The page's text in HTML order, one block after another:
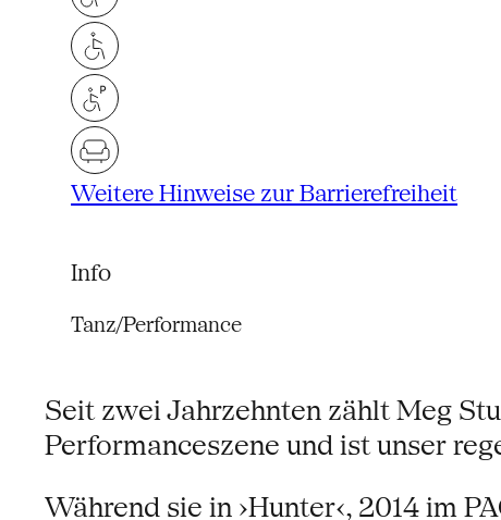
Weitere Hinweise zur Barrierefreiheit
Info
Tanz/Performance
Seit zwei Jahrzehnten zählt Meg
Performanceszene und ist unser
Während sie in ›Hunter‹, 2014 im